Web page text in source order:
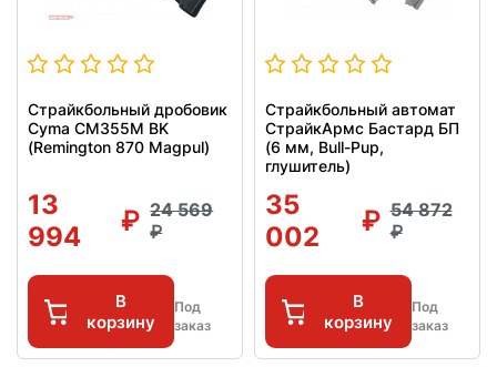
Страйкбольный дробовик
Cyma CM355M BK
(Remington 870 Magpul)
13
994
24 569
В
корзину
Под
заказ
Страйкбольный автомат
СтрайкАрмс Бастард БП
(6 мм, Bull-Pup,
глушитель)
35
002
54 872
В
корзину
Под
заказ